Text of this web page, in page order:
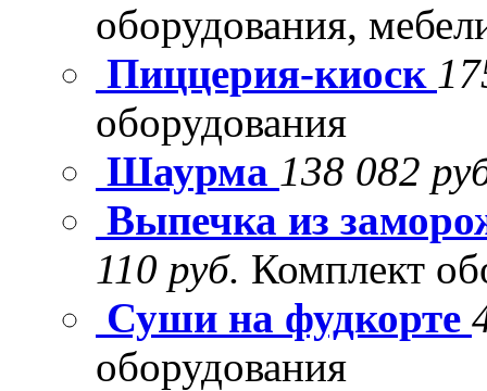
оборудования,
Пиццерия-киоск
оборудования
Шаурма 138 082
Выпечка из
110 руб. Комплект
Суши на фудкорте
оборудования